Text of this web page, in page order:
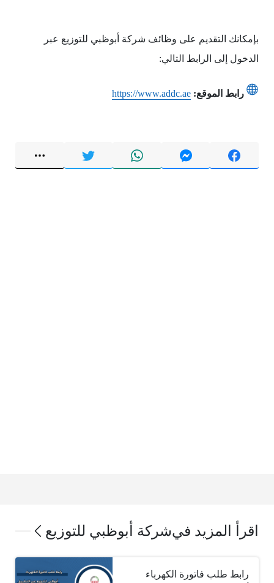
بإمكانك التقديم على وظائف شركة أبوظبي للتوزيع عبر
الدخول إلى الرابط التالي:
رابط الموقع: https://www.addc.ae
اقرأ المزيد فيشركة أبوظبي للتوزيع
رابط طلب فاتورة الكهرباء